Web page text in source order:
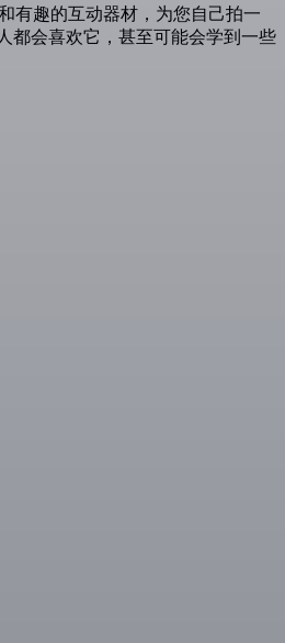
有趣的互动器材，为您自己拍一
都会喜欢它，甚至可能会学到一些